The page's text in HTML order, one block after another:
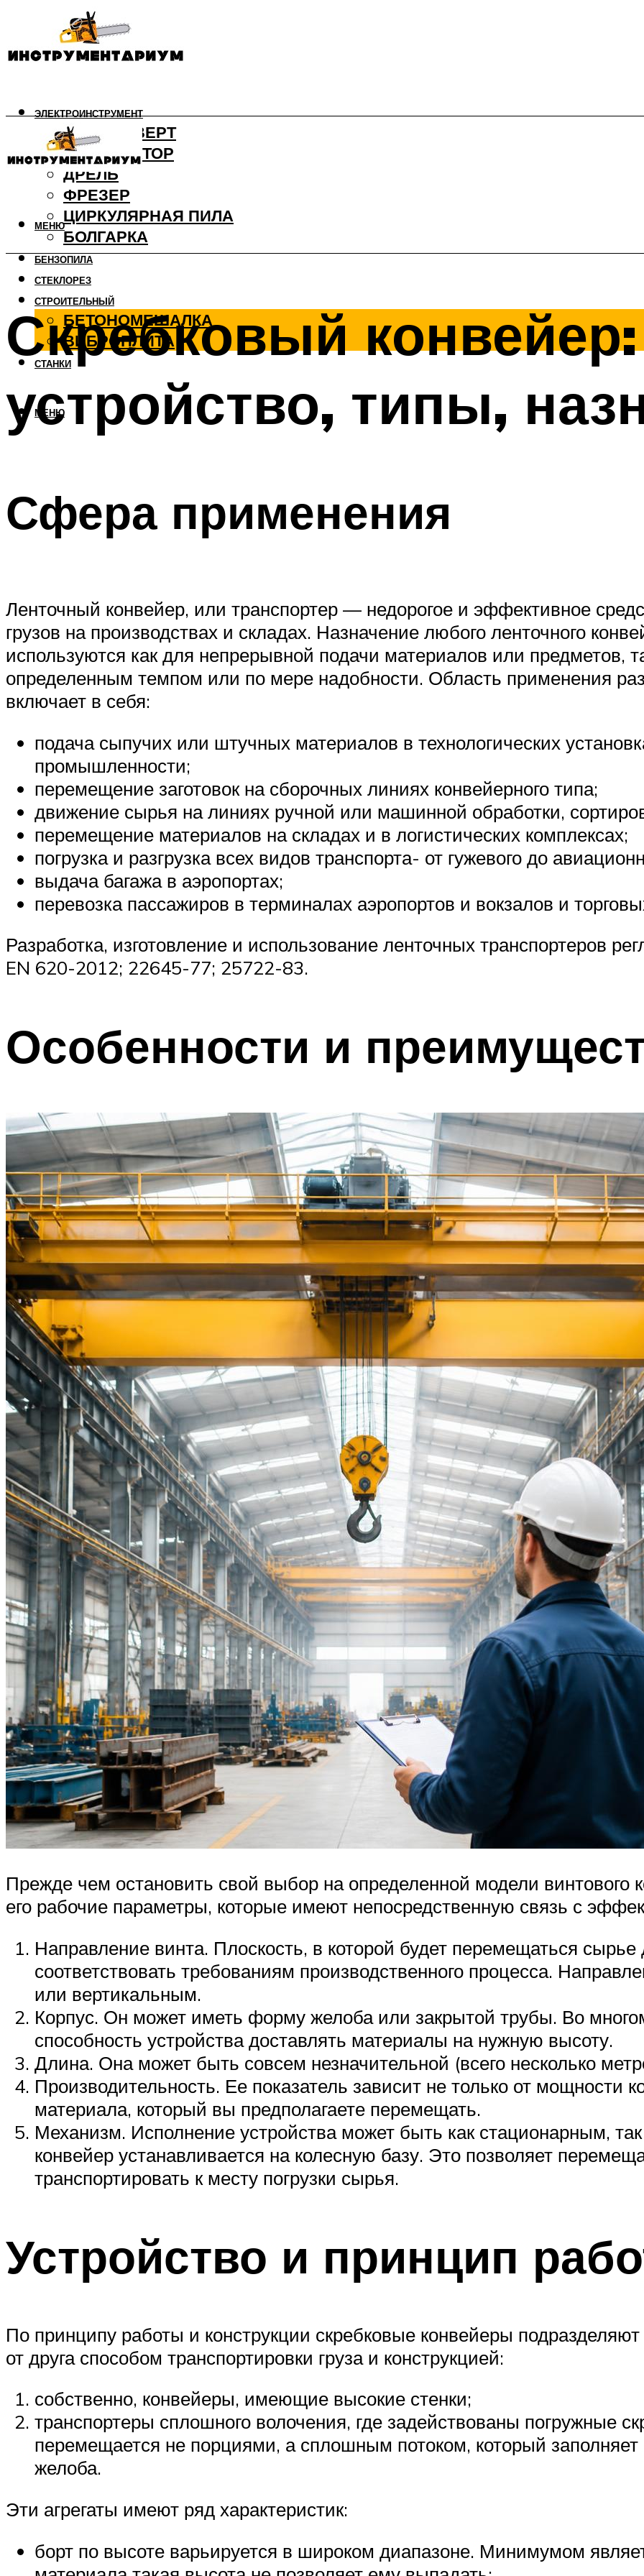
ЭЛЕКТРОИНСТРУМЕНТ
ШУРУПОВЕРТ
ПЕРФОРАТОР
ДРЕЛЬ
ФРЕЗЕР
ЦИРКУЛЯРНАЯ ПИЛА
БОЛГАРКА
БЕНЗОПИЛА
СТЕКЛОРЕЗ
СТРОИТЕЛЬНЫЙ
БЕТОНОМЕШАЛКА
ВИБРОПЛИТА
СТАНКИ
МЕНЮ
МЕНЮ
Скребковый конвейер:
устройство, типы,
Сфера применения
Ленточный конвейер, или транспортер — недорогое и эффективное
грузов на производствах и складах. Назначение любого ленточного
используются как для непрерывной подачи материалов или предметов,
определенным темпом или по мере надобности. Область применения
включает в себя:
подача сыпучих или штучных материалов в технологических
промышленности;
перемещение заготовок на сборочных линиях конвейерного типа;
движение сырья на линиях ручной или машинной обработки,
перемещение материалов на складах и в логистических комплексах;
погрузка и разгрузка всех видов транспорта- от гужевого до
выдача багажа в аэропортах;
перевозка пассажиров в терминалах аэропортов и вокзалов и
Разработка, изготовление и использование ленточных транспортеров
EN 620-2012; 22645-77; 25722-83.
Особенности и
Прежде чем остановить свой выбор на определенной модели винтового
его рабочие параметры, которые имеют непосредственную связь с
Направление винта. Плоскость, в которой будет перемещаться
соответствовать требованиям производственного процесса.
или вертикальным.
Корпус. Он может иметь форму желоба или закрытой трубы. Во
способность устройства доставлять материалы на нужную высоту.
Длина. Она может быть совсем незначительной (всего несколько
Производительность. Ее показатель зависит не только от мощности
материала, который вы предполагаете перемещать.
Механизм. Исполнение устройства может быть как стационарным,
конвейер устанавливается на колесную базу. Это позволяет
транспортировать к месту погрузки сырья.
Устройство и принцип
По принципу работы и конструкции скребковые конвейеры
от друга способом транспортировки груза и конструкцией:
собственно, конвейеры, имеющие высокие стенки;
транспортеры сплошного волочения, где задействованы погружные
перемещается не порциями, а сплошным потоком, который
желоба.
Эти агрегаты имеют ряд характеристик:
борт по высоте варьируется в широком диапазоне. Минимумом